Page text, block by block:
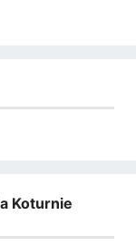
Koturnie